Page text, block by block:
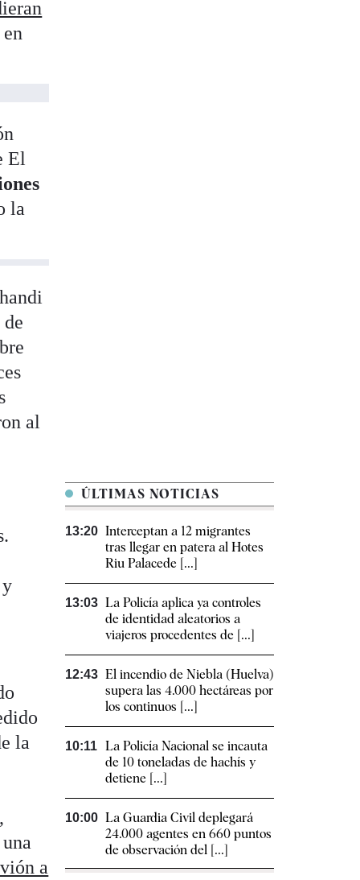
El
la
al
la
a
ÚLTIMAS NOTICIAS
13:20 Interceptan a 12 migrantes
tras llegar en patera al Hotes
Riu Palacede [...]
13:03 La Policía aplica ya controles
de identidad aleatorios a
viajeros procedentes de [...]
12:43 El incendio de Niebla (Huelva)
supera las 4.000 hectáreas por
los continuos [...]
10:11 La Policía Nacional se incauta
de 10 toneladas de hachís y
detiene [...]
10:00 La Guardia Civil deplegará
24.000 agentes en 660 puntos
de observación del [...]